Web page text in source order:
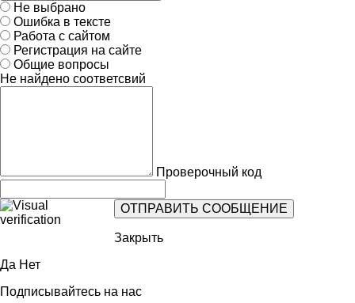
Не выбрано
Ошибка в тексте
Работа с сайтом
Регистрация на сайте
Общие вопросы
Не найдено соответсвий
Проверочный код
Закрыть
Да Нет
Подписывайтесь на нас